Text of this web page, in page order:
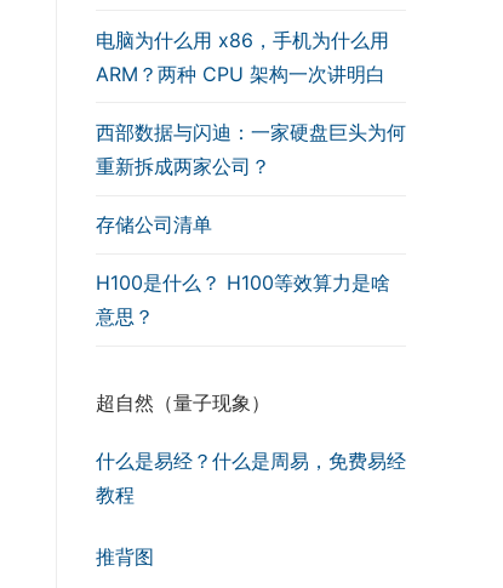
电脑为什么用 x86，手机为什么用
ARM？两种 CPU 架构一次讲明白
西部数据与闪迪：一家硬盘巨头为何
重新拆成两家公司？
存储公司清单
H100是什么？ H100等效算力是啥
意思？
超自然（量子现象）
什么是易经？什么是周易，免费易经
教程
推背图